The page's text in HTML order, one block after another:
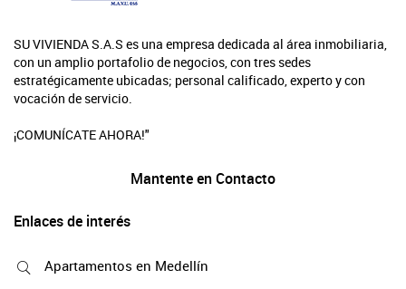
SU VIVIENDA S.A.S es una empresa dedicada al área inmobiliaria,
con un amplio portafolio de negocios, con tres sedes
estratégicamente ubicadas; personal calificado, experto y con
vocación de servicio.
¡COMUNÍCATE AHORA!"
Mantente en Contacto
Enlaces de interés
Apartamentos en Medellín